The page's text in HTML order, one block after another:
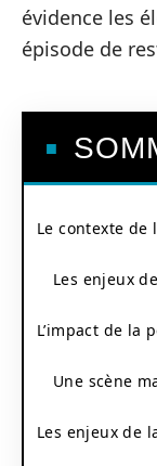
évidence les
épisode de
Le contexte de
Les enjeux
L’impact de la
Une scène
Les enjeux de